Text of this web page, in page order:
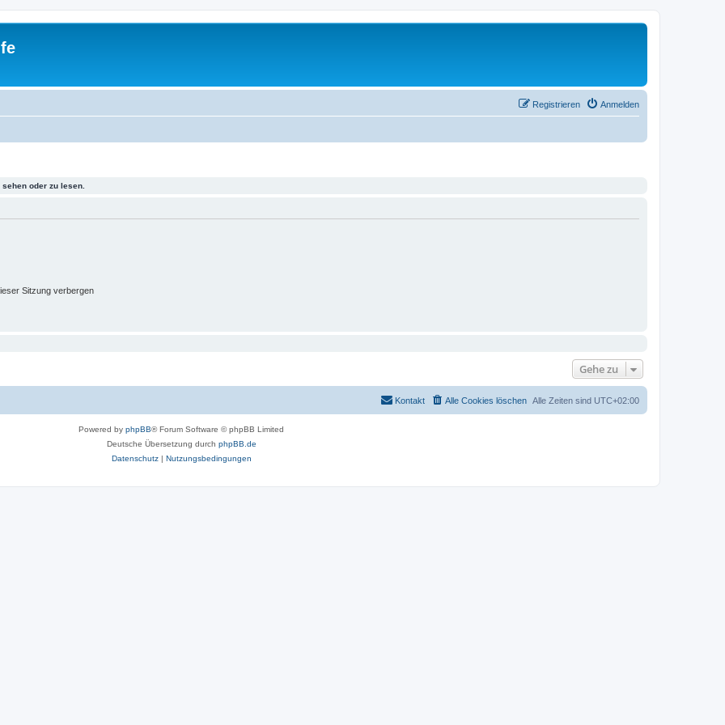
Anmelden
Registrieren
oder zu lesen.
Sitzung verbergen
Gehe zu
Alle Zeiten sind UTC+02:00
Alle Cookies löschen
Kontakt
Powered by phpBB® Forum Software © phpBB Limited
Deutsche Übersetzung durch phpBB.de
Datenschutz| Nutzungsbedingungen